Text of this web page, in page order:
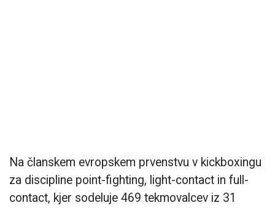
Na članskem evropskem prvenstvu v kickboxingu
za discipline point-fighting, light-contact in full-
contact, kjer sodeluje 469 tekmovalcev iz 31